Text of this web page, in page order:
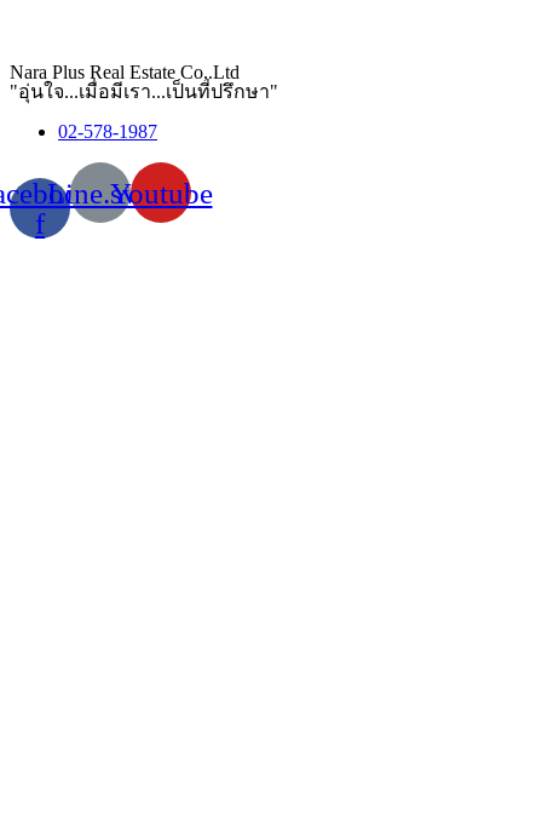
Nara Plus Real Estate Co,.Ltd
"อุ่นใจ...เมื่อมีเรา...เป็นที่ปรึกษา"
02-578-1987
f
Line.svgYoutube